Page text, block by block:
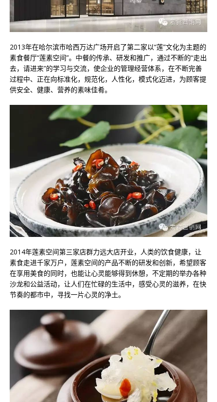
2013年在哈尔滨市哈西万达广场开启了第二家以“莲”文化为主题的
素食餐厅“莲素空间”。中餐的传承、研发和推广，通过不断的“走出
去，请进来”的学习与交流，使企业的管理经营体系，在不断完善
过程中、正在向标准化，规范化，人性化，模式化迈进，为顾客提
供安全、健康、营养的素味佳肴。
2014年莲素空间第三家店群力远大店开业，人类的饮食健康，让
素食走进千家万户，莲素空间的产品不断的研发和创新，希望顾客
在享用美食的同时，也能让心灵能够得到休憩，不定期的举办各种
沙龙和公益活动，让人们在忙碌的生活中，感受心灵的滋养，在快
节奏的都市中，寻找一片心灵的净土。